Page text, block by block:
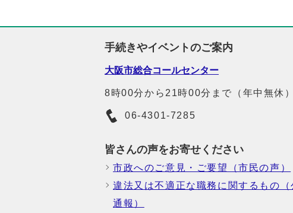
手続きやイベントのご案内
大阪市総合コールセンター
8時00分から21時00分まで（年中無休）
06-4301-7285
皆さんの声をお寄せください
市政へのご意見・ご要望（市民の声）
違法又は不適正な職務に関するもの（
通報）